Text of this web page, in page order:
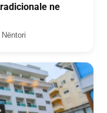
ne